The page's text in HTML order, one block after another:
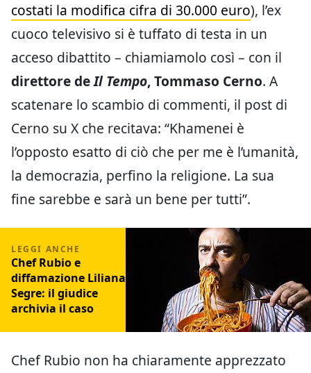
costati la modifica cifra di 30.000 euro), l’ex
cuoco televisivo si è tuffato di testa in un
acceso dibattito – chiamiamolo così – con il
direttore deIl Tempo, Tommaso Cerno. A
scatenare lo scambio di commenti, il post di
Cerno su X che recitava: “Khamenei è
l’opposto esatto di ciò che per me è l’umanità,
la democrazia, perfino la religione. La sua
fine sarebbe e sarà un bene per tutti”.
Chef Rubio e
diffamazione Liliana
Segre: il giudice
archivia il caso
Chef Rubio non ha chiaramente apprezzato